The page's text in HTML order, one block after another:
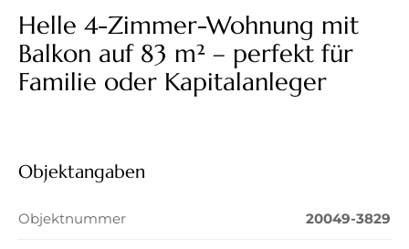
Helle 4-Zimmer-Wohnung mit
Balkon auf 83 m² – perfekt für
Familie oder Kapitalanleger
Objektangaben
Objektnummer 20049-3829